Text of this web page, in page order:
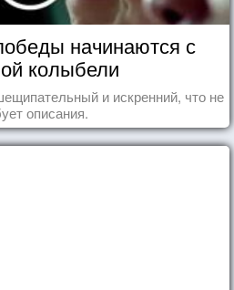
начинаются с
колыбели
и искренний, что не
описания.